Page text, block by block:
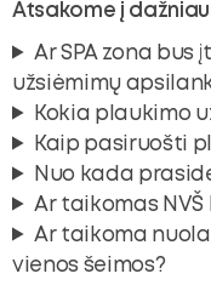
Atsakome į
Ar SPA zona
užsiėmimų
Kokia plaukimo
Kaip pasiruošti
Nuo kada
Ar taikomas NVŠ
Ar taikoma
vienos šeimos?